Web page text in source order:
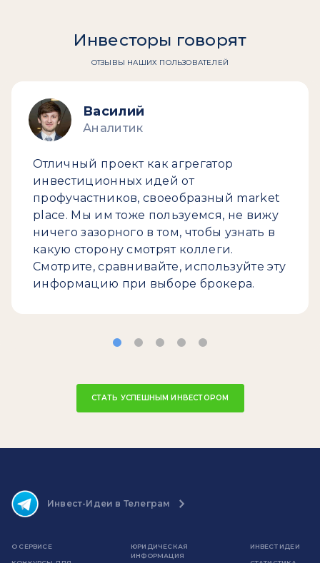
Инвесторы говорят
ОТЗЫВЫ НАШИХ ПОЛЬЗОВАТЕЛЕЙ
Василий
Аналитик
Отличный проект как агрегатор
инвестиционных идей от
профучастников, своеобразный market
place. Мы им тоже пользуемся, не вижу
ничего зазорного в том, чтобы узнать в
какую сторону смотрят коллеги.
Смотрите, сравнивайте, используйте эту
информацию при выборе брокера.
СТАТЬ УСПЕШНЫМ ИНВЕСТОРОМ
Инвест-Идеи в Телеграм
О СЕРВИСЕ
ЮРИДИЧЕСКАЯ
ИНФОРМАЦИЯ
ИНВЕСТ ИДЕИ